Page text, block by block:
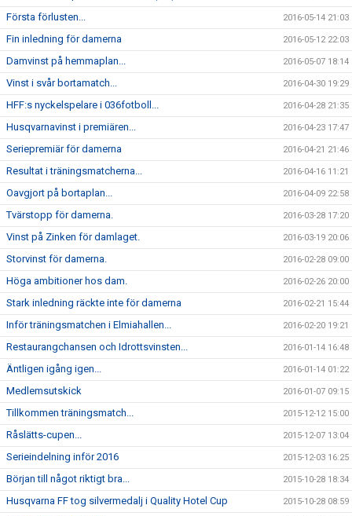
Första förlusten... 2016-05-14 21:03
Fin inledning för damerna 2016-05-12 22:03
Damvinst på hemmaplan... 2016-05-07 18:14
Vinst i svår bortamatch... 2016-04-30 19:29
HFF:s nyckelspelare i 036fotboll... 2016-04-28 21:35
Husqvarnavinst i premiären... 2016-04-23 17:47
Seriepremiär för damerna 2016-04-21 21:46
Resultat i träningsmatcherna... 2016-04-16 11:21
Oavgjort på bortaplan... 2016-04-09 22:58
Tvärstopp för damerna. 2016-03-28 17:20
Vinst på Zinken för damlaget. 2016-03-19 20:06
Storvinst för damerna. 2016-02-28 09:00
Höga ambitioner hos dam. 2016-02-26 20:00
Stark inledning räckte inte för damerna 2016-02-21 15:44
Inför träningsmatchen i Elmiahallen... 2016-02-20 19:21
Restaurangchansen och Idrottsvinsten... 2016-01-14 16:48
Äntligen igång igen... 2016-01-14 01:22
Medlemsutskick 2016-01-07 09:15
Tillkommen träningsmatch... 2015-12-12 15:00
Råslätts-cupen... 2015-12-07 13:04
Serieindelning inför 2016 2015-12-03 16:25
Början till något riktigt bra... 2015-10-28 18:34
Husqvarna FF tog silvermedalj i Quality Hotel Cup 2015-10-28 08:59